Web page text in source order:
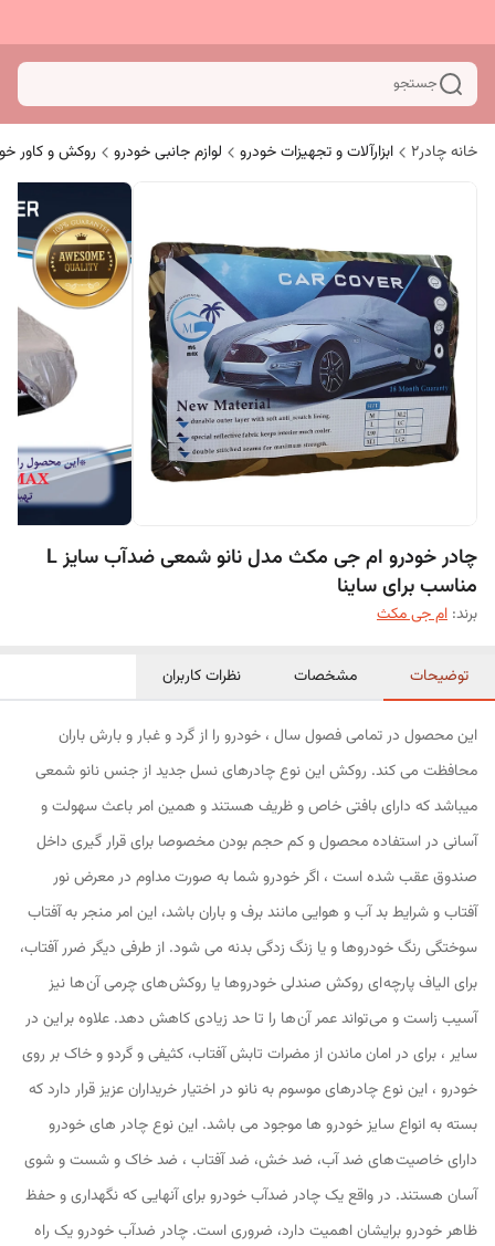
جستجو
خانه چادر۲ ابزارآلات و تجهیزات خودرو لوازم جانبی خودرو روکش و کاور
چادر خودرو ام جی مکث مدل نانو شمعی ضدآب سایز L
مناسب برای ساینا
برند: ام جی مکث
توضیحات مشخصات نظرات کاربران
این محصول در تمامی فصول سال ، خودرو را از گرد و غبار و بارش باران
محافظت می کند. روکش این نوع چادرهای نسل جدید از جنس نانو شمعی
میباشد که دارای بافتی خاص و ظریف هستند و همین امر باعث سهولت و
آسانی در استفاده محصول و کم حجم بودن مخصوصا برای قرار گیری داخل
صندوق عقب شده است ، اگر خودرو شما به صورت مداوم در معرض نور
آفتاب و شرایط بد آب و هوایی مانند برف و باران باشد، این امر منجر به آفتاب
سوختگی رنگ خودروها و یا زنگ زدگی بدنه می شود. از طرفی دیگر ضرر آفتاب،
برای الیاف پارچه ای روکش صندلی خودروها یا روکش های چرمی آن ها نیز
آسیب زاست و می تواند عمر آن ها را تا حد زیادی کاهش دهد. علاوه بر این در
سایر ، برای در امان ماندن از مضرات تابش آفتاب، کثیفی و گردو و خاک بر روی
خودرو ، این نوع چادرهای موسوم به نانو در اختیار خریداران عزیز قرار دارد که
بسته به انواع سایز خودرو ها موجود می باشد. این نوع چادر های خودرو
دارای خاصیت های ضد آب، ضد خش، ضد آفتاب ، ضد خاک و شست و شوی
آسان هستند. در واقع یک چادر ضدآب خودرو برای آنهایی که نگهداری و حفظ
ظاهر خودرو برایشان اهمیت دارد، ضروری است. چادر ضدآب خودرو یک راه